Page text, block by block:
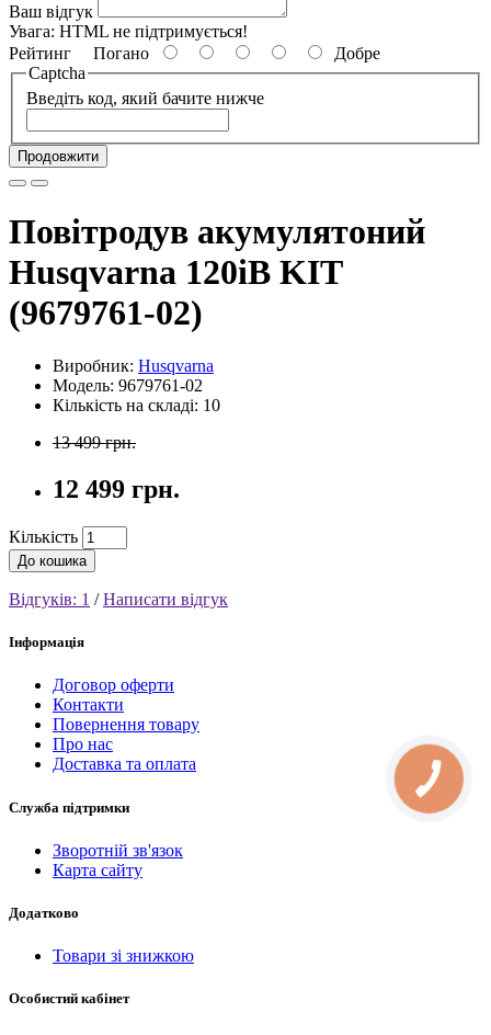
Ваш відгук
Увага: HTML не підтримується!
Рейтинг Погано
Добре
Captcha
Введіть код, який бачите нижче
Продовжити
Повітродув акумулятоний
Husqvarna 120iB KIT
(9679761-02)
Виробник: Husqvarna
Модель: 9679761-02
Кількість на складі: 10
13 499 грн.
12 499 грн.
Кількість
До кошика
Відгуків: 1 /Написати відгук
Інформація
Договор оферти
Контакти
Повернення товару
Про нас
Доставка та оплата
Служба підтримки
Зворотній зв'язок
Карта сайту
Додатково
Товари зі знижкою
Особистий кабінет